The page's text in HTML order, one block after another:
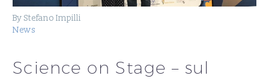
By Stefano Impilli
News
Science on Stage – sul